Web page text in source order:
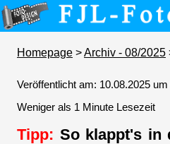
Homepage >Archiv - 08/2025
Veröffentlicht am: 10.08.2025
Weniger als 1 Minute Lesezeit
Tipp: So klappt's in